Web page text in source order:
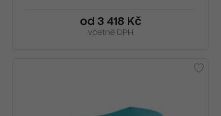
od 3 418 Kč
včetně DPH